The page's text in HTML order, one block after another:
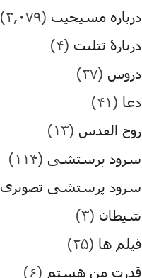
درباره مسیحیت (۳,۰۷۹)
دربارۀ تثلیث (۴)
دروس (۳۷)
دعا (۴۱)
روح القدس (۱۳)
سرود پرستشی (۱۱۴)
سرود پرستشی تصویری
شیطان (۳)
فیلم ها (۲۵)
قدرت من هستم (۶)